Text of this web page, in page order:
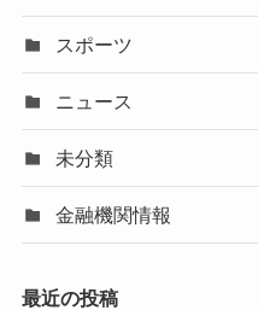
スポーツ
ニュース
未分類
金融機関情報
最近の投稿